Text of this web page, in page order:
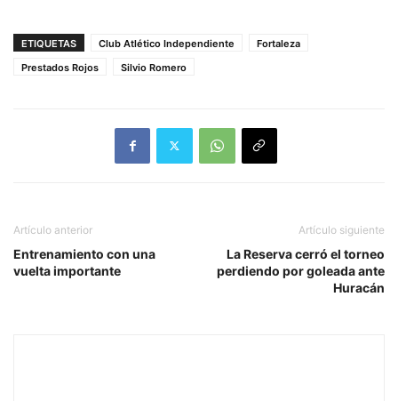
ETIQUETAS Club Atlético Independiente
Fortaleza
Prestados Rojos
Silvio Romero
Artículo anterior
Entrenamiento con una
vuelta importante
Artículo siguiente
La Reserva cerró el torneo
perdiendo por goleada ante
Huracán